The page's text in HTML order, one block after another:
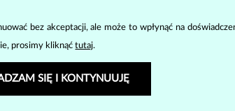
bez akceptacji, ale może to wpłynąć na
prosimy kliknąćtutaj.
SIĘ I KONTYNUUJĘ